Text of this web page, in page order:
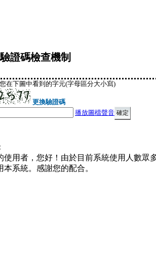
驗證碼檢查機制
在下圖中看到的字元(字母區分大小寫)
更換驗證碼
播放圖檔聲音
使用者，您好！由於目前系統使用人數眾
本系統。感謝您的配合。